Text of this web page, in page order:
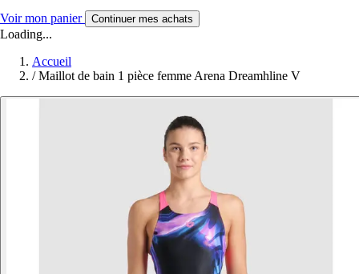
Voir mon panier Continuer mes achats
Loading...
Accueil
/ Maillot de bain 1 pièce femme Arena Dreamhline V